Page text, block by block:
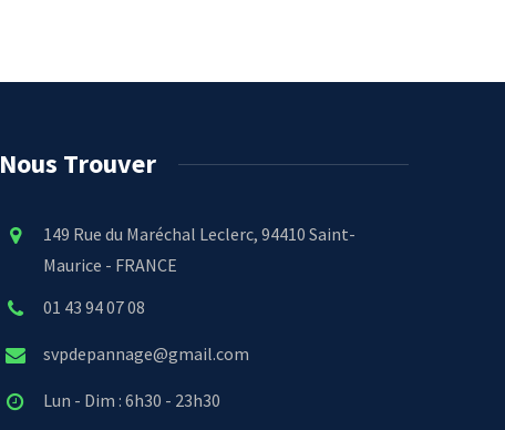
Nous Trouver
149 Rue du Maréchal Leclerc, 94410 Saint-
Maurice - FRANCE
01 43 94 07 08
svpdepannage@gmail.com
Lun - Dim : 6h30 - 23h30